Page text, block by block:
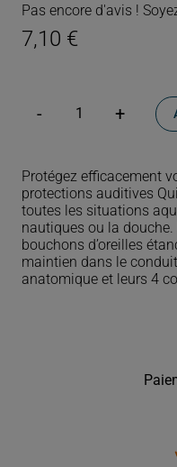
Pas encore d'avis !
7,10 €
quantité
Specific
Aqua
–
Adulte
Protégez efficacement
protections auditives
toutes les situations
nautiques ou la
bouchons d’oreilles
maintien dans le
anatomique et leurs 4